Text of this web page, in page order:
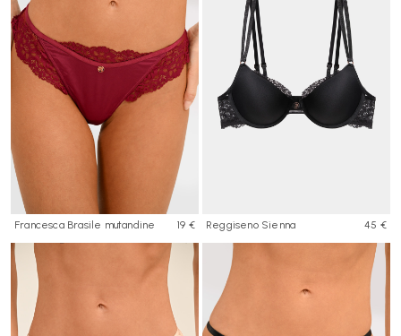
Francesca Brasile mutandine 19 € Reggiseno Sienna 45 €